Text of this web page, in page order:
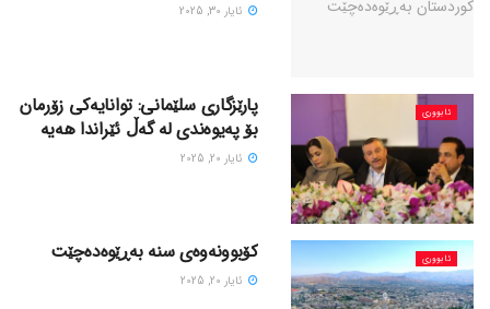
ئایار 30, 2025
ئابووری
پارێزگاری سلێمانی: توانایەکی زۆرمان
بۆ پەیوەندی لە گەڵ ئێراندا هەیە
ئایار 20, 2025
ئابووری کۆبوونەوەی سنە بەڕێوەدەچێت
ئایار 20, 2025